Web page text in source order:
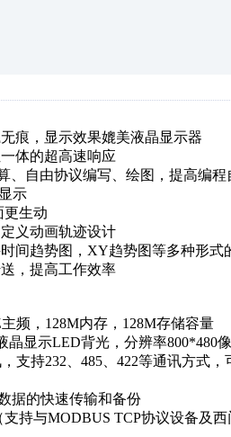
痕，显示效果媲美液晶显示器
体的超高速响应
、自由协议编写、绘图，提高编程
示
生动
义动画轨迹设计
间趋势图，XY趋势图等多种形式
，提高工作效率
频，128M内存，128M存储容量
显示LED背光，分辨率800*480
支持232、485、422等通讯方式，
据的快速传输和备份
持与MODBUS TCP协议设备及西